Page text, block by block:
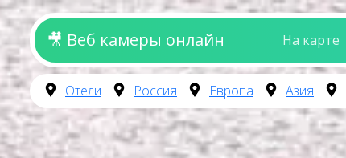
🎥 Веб камеры онлайн На карте
Отели Россия Европа Азия